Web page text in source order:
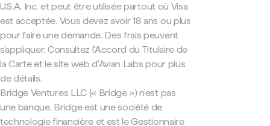
U.S.A. Inc. et peut être utilisée partout où Visa
est acceptée. Vous devez avoir 18 ans ou plus
pour faire une demande. Des frais peuvent
s'appliquer. Consultez l'Accord du Titulaire de
la Carte et le site web d'Avian Labs pour plus
de détails.
Bridge Ventures LLC (« Bridge ») n'est pas
une banque. Bridge est une société de
technologie financière et est le Gestionnaire